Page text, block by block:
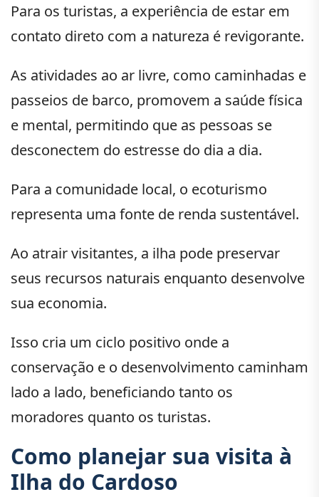
Para os turistas, a experiência de estar em
contato direto com a natureza é revigorante.
As atividades ao ar livre, como caminhadas e
passeios de barco, promovem a saúde física
e mental, permitindo que as pessoas se
desconectem do estresse do dia a dia.
Para a comunidade local, o ecoturismo
representa uma fonte de renda sustentável.
Ao atrair visitantes, a ilha pode preservar
seus recursos naturais enquanto desenvolve
sua economia.
Isso cria um ciclo positivo onde a
conservação e o desenvolvimento caminham
lado a lado, beneficiando tanto os
moradores quanto os turistas.
Como planejar sua visita à
Ilha do Cardoso